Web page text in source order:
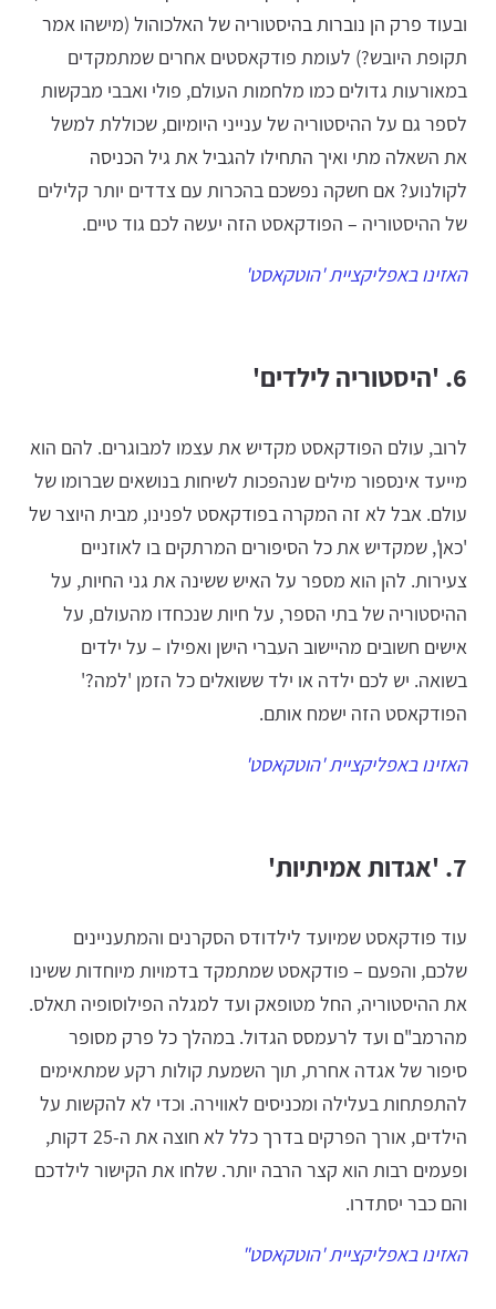
ובעוד פרק הן נוברות בהיסטוריה של האלכוהול (מישהו אמר
תקופת היובש?) לעומת פודקאסטים אחרים שמתמקדים
במאורעות גדולים כמו מלחמות העולם, פולי ואבבי מבקשות
לספר גם על ההיסטוריה של ענייני היומיום, שכוללת למשל
את השאלה מתי ואיך התחילו להגביל את גיל הכניסה
לקולנוע? אם חשקה נפשכם בהכרות עם צדדים יותר קלילים
של ההיסטוריה – הפודקאסט הזה יעשה לכם גוד טיים.
האזינו באפליקציית 'הוטקאסט'
6. 'היסטוריה לילדים'
לרוב, עולם הפודקאסט מקדיש את עצמו למבוגרים. להם הוא
מייעד אינספור מילים שנהפכות לשיחות בנושאים שברומו של
עולם. אבל לא זה המקרה בפודקאסט לפנינו, מבית היוצר של
'כאן', שמקדיש את כל הסיפורים המרתקים בו לאוזניים
צעירות. להן הוא מספר על האיש ששינה את גני החיות, על
ההיסטוריה של בתי הספר, על חיות שנכחדו מהעולם, על
אישים חשובים מהיישוב העברי הישן ואפילו – על ילדים
בשואה. יש לכם ילדה או ילד ששואלים כל הזמן 'למה?'
הפודקאסט הזה ישמח אותם.
האזינו באפליקציית 'הוטקאסט'
7. 'אגדות אמיתיות'
עוד פודקאסט שמיועד לילדודס הסקרנים והמתעניינים
שלכם, והפעם – פודקאסט שמתמקד בדמויות מיוחדות ששינו
את ההיסטוריה, החל מטופאק ועד למגלה הפילוסופיה תאלס.
מהרמב"ם ועד לרעמסס הגדול. במהלך כל פרק מסופר
סיפור של אגדה אחרת, תוך השמעת קולות רקע שמתאימים
להתפתחות בעלילה ומכניסים לאווירה. וכדי לא להקשות על
הילדים, אורך הפרקים בדרך כלל לא חוצה את ה-25 דקות,
ופעמים רבות הוא קצר הרבה יותר. שלחו את הקישור לילדכם
והם כבר יסתדרו.
האזינו באפליקציית 'הוטקאסט"